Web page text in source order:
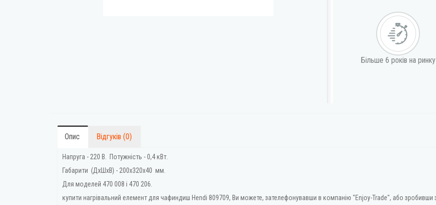
Більше 6 років на ринку
Опис Відгуків (0)
Напруга - 220 В. Потужність - 0,4 кВт.
Габарити (ДхШхВ) - 200х320х40 мм.
Для моделей 470 008 і 470 206.
купити нагрівальний елемент для чафиндиш Hendi 809709, Ви можете, зателефонувавши в компанію "Enjoy-Trade", або